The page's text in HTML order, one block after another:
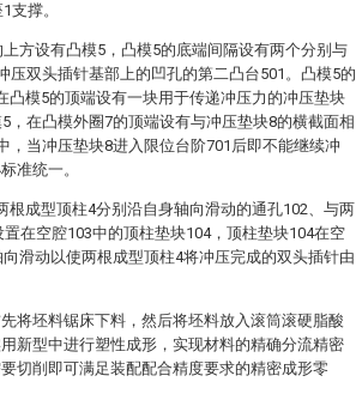
支撑。
方设有凸模5，凸模5的底端间隔设有两个分别与
压双头插针基部上的凹孔的第二凸台501。凸模5的
凸模5的顶端设有一块用于传递冲压力的冲压垫块
，在凸模外圈7的顶端设有与冲压垫块8的横截面相
，当冲压垫块8进入限位台阶701后即不能继续冲
准统一。
根成型顶柱4分别沿自身轴向滑动的通孔102、与两
在空腔103中的顶柱垫块104，顶柱垫块104在空
滑动以使两根成型顶柱4将冲压完成的双头插针由
将坯料锯床下料，然后将坯料放入滚筒滚硬脂酸
新型中进行塑性成形，实现材料的精确分流精密
切削即可满足装配配合精度要求的精密成形零